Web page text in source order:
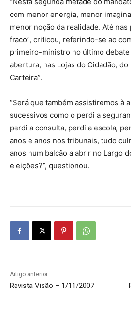
com menor energia, menor
menor noção da realidade. Até nas
fraco”, criticou, referindo-se ao
primeiro-ministro no último debate
abertura, nas Lojas do Cidadão, do
Carteira”.
“Será que também assistiremos à
sucessivos como o perdi a
perdi a consulta, perdi a escola,
anos e anos nos tribunais, tudo
anos num balcão a abrir no Largo
eleições?”, questionou.
Artigo anterior
Revista Visão – 1/11/2007